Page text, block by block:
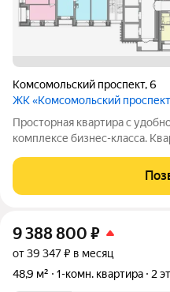
Комсомольский проспект,6
ЖК «Комсомольский
Просторная квартира с
комплексе бизнес-класса.
(разблокировка замка
пальца, ключ картой или
9 388 800 ₽
от 39 347 ₽ в месяц
48,9 м²
1-комн. квартира 2